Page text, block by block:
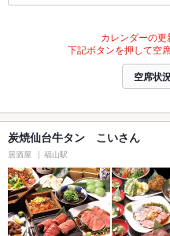
カレンダーの更
下記ボタンを押して空
空席状
炭焼仙台牛タン こいさん
居酒屋 福山駅